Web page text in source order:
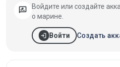
rate_review
Войдите или создайте
о марине.
login Войти Создать